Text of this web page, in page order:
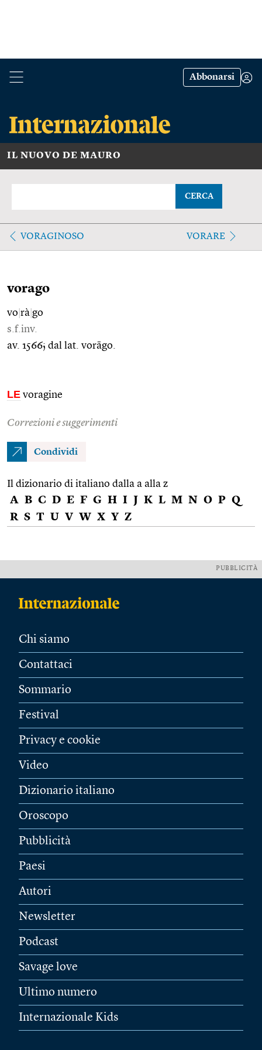
Abbonarsi
IL NUOVO DE MAURO
CERCA
VORAGINOSO VORARE
vorago
vo rà go
s.f.inv.
av. 1566; dal lat. vorāgo.
LE voragine
Correzioni e suggerimenti
Condividi
Il dizionario di italiano dalla a alla z
A B C D E F G H I J K L M N O P Q
R S T U V W X Y Z
PUBBLICITÀ
Chi siamo
Contattaci
Sommario
Festival
Privacy e cookie
Video
Dizionario italiano
Oroscopo
Pubblicità
Paesi
Autori
Newsletter
Podcast
Savage love
Ultimo numero
Internazionale Kids